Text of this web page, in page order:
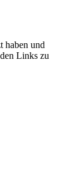
haben und
Links zu